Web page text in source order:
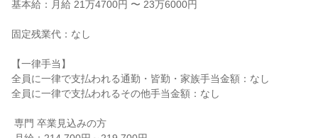
基本給：月給 21万4700円 〜 23万6000円
固定残業代：なし
【一律手当】
全員に一律で支払われる通勤・皆勤・家族手当金額：なし
全員に一律で支払われるその他手当金額：なし